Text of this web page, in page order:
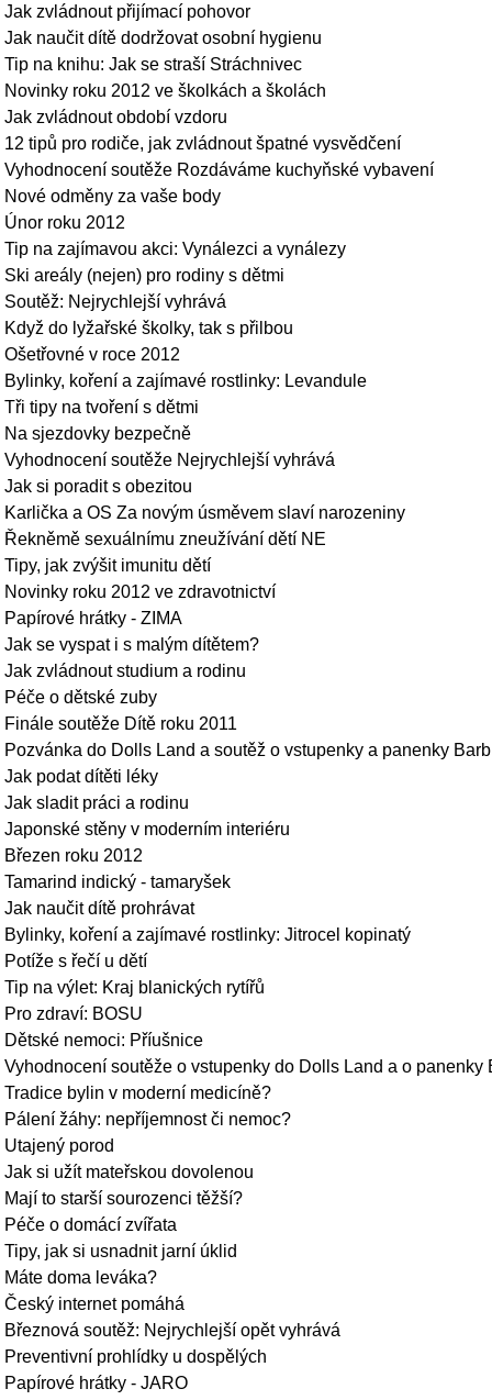
Jak zvládnout přijímací pohovor
Jak naučit dítě dodržovat osobní hygienu
Tip na knihu: Jak se straší Stráchnivec
Novinky roku 2012 ve školkách a školách
Jak zvládnout období vzdoru
12 tipů pro rodiče, jak zvládnout špatné vysvědčení
Vyhodnocení soutěže Rozdáváme kuchyňské vybavení
Nové odměny za vaše body
Únor roku 2012
Tip na zajímavou akci: Vynálezci a vynálezy
Ski areály (nejen) pro rodiny s dětmi
Soutěž: Nejrychlejší vyhrává
Když do lyžařské školky, tak s přilbou
Ošetřovné v roce 2012
Bylinky, koření a zajímavé rostlinky: Levandule
Tři tipy na tvoření s dětmi
Na sjezdovky bezpečně
Vyhodnocení soutěže Nejrychlejší vyhrává
Jak si poradit s obezitou
Karlička a OS Za novým úsměvem slaví narozeniny
Řekněmě sexuálnímu zneužívání dětí NE
Tipy, jak zvýšit imunitu dětí
Novinky roku 2012 ve zdravotnictví
Papírové hrátky - ZIMA
Jak se vyspat i s malým dítětem?
Jak zvládnout studium a rodinu
Péče o dětské zuby
Finále soutěže Dítě roku 2011
Pozvánka do Dolls Land a soutěž o vstupenky a panenky
Jak podat dítěti léky
Jak sladit práci a rodinu
Japonské stěny v moderním interiéru
Březen roku 2012
Tamarind indický - tamaryšek
Jak naučit dítě prohrávat
Bylinky, koření a zajímavé rostlinky: Jitrocel kopinatý
Potíže s řečí u dětí
Tip na výlet: Kraj blanických rytířů
Pro zdraví: BOSU
Dětské nemoci: Příušnice
Vyhodnocení soutěže o vstupenky do Dolls Land a o panenky
Tradice bylin v moderní medicíně?
Pálení žáhy: nepříjemnost či nemoc?
Utajený porod
Jak si užít mateřskou dovolenou
Mají to starší sourozenci těžší?
Péče o domácí zvířata
Tipy, jak si usnadnit jarní úklid
Máte doma leváka?
Český internet pomáhá
Březnová soutěž: Nejrychlejší opět vyhrává
Preventivní prohlídky u dospělých
Papírové hrátky - JARO